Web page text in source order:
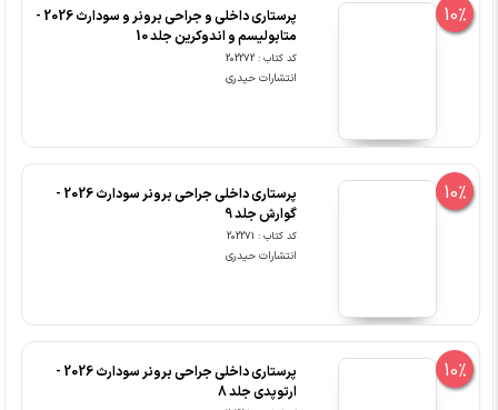
10%
پرستاری داخلی و جراحی برونر و سودارث 2026 -
متابولیسم و اندوکرین جلد 10
کد کتاب : 202272
انتشارات حیدری
10%
پرستاری داخلی جراحی برونر سودارث 2026 -
گوارش جلد 9
کد کتاب : 202271
انتشارات حیدری
10%
پرستاری داخلی جراحی برونر سودارث 2026 -
ارتوپدی جلد 8